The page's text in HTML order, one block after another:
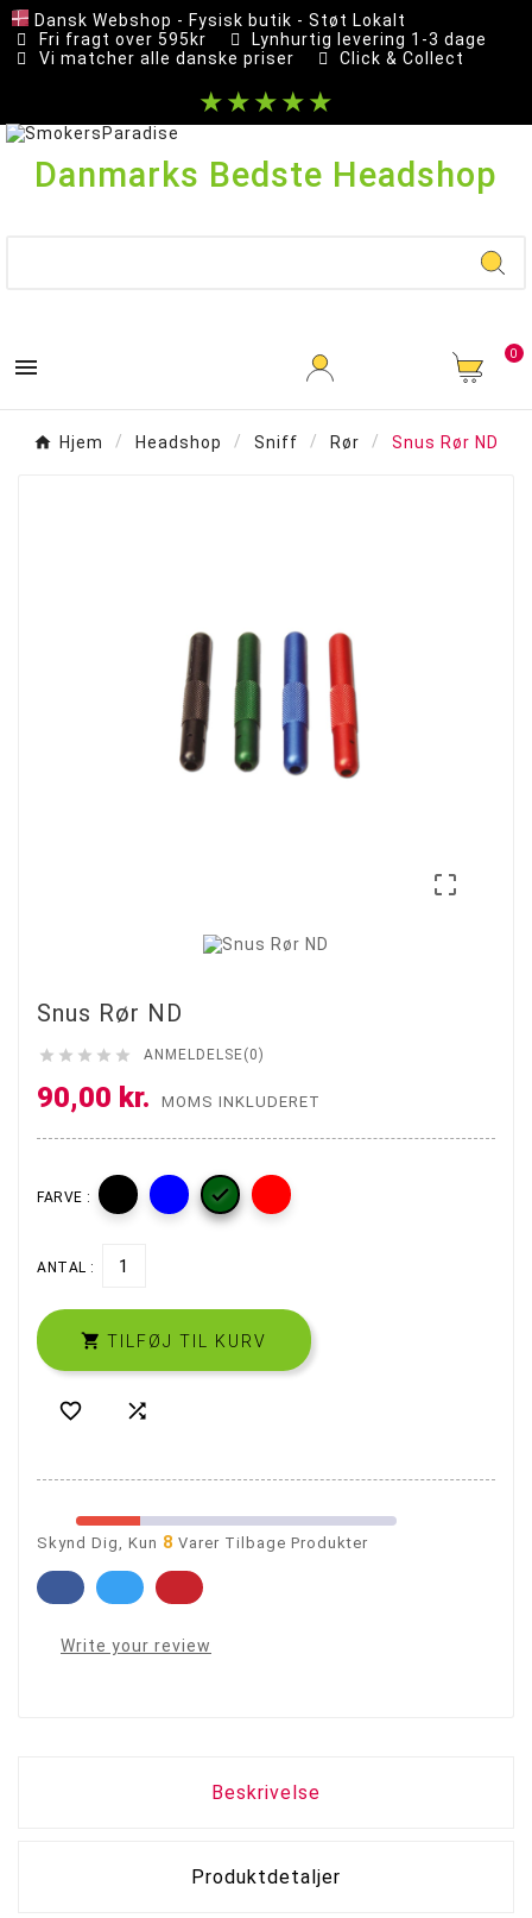
Dansk Webshop - Fysisk butik - Støt Lokalt
Fri fragt over 595kr
Lynhurtig levering 1-3 dage
Vi matcher alle danske priser
Click & Collect
★★★★★
Danmarks Bedste Headshop
 0
Hjem Headshop Sniff Rør Snus Rør ND

Snus Rør ND
     ANMELDELSE(0)
90,00 kr. MOMS INKLUDERET
FARVE : 
ANTAL :
 TILFØJ TIL KURV
 
Skynd Dig, Kun 8 Varer Tilbage Produkter
Write your review
Beskrivelse
Produktdetaljer